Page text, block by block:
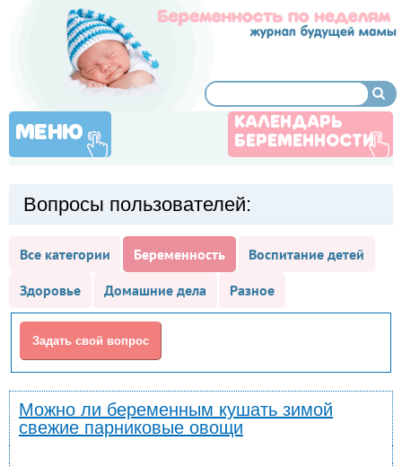
МЕНЮ
КАЛЕНДАРЬ
БЕРЕМЕННОСТИ
Вопросы пользователей:
Все категории Беременность
Воспитание детей
Здоровье
Домашние дела Разное
Задать свой вопрос
Можно ли беременным кушать зимой
свежие парниковые овощи